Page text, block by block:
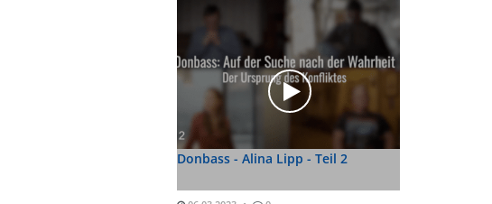
Donbass - Alina Lipp - Teil 2